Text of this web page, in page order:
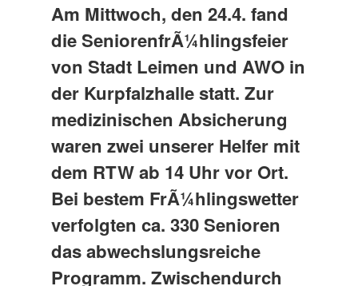
Am Mittwoch, den 24.4. fand
die SeniorenfrÃ¼hlingsfeier
von Stadt Leimen und AWO in
der Kurpfalzhalle statt. Zur
medizinischen Absicherung
waren zwei unserer Helfer mit
dem RTW ab 14 Uhr vor Ort.
Bei bestem FrÃ¼hlingswetter
verfolgten ca. 330 Senioren
das abwechslungsreiche
Programm. Zwischendurch